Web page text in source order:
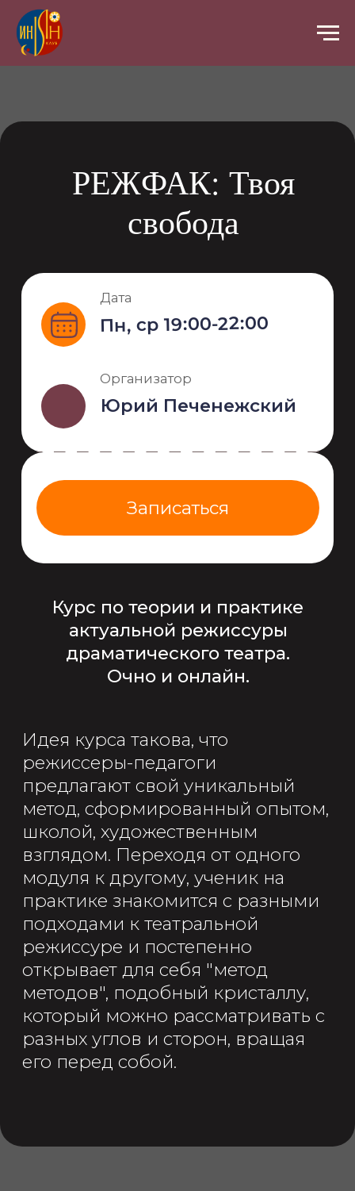
РЕЖФАК: Твоя
Курс по теории и практике
актуальной режиссуры
Очно и онлайн.
Идея курса такова, что
режиссеры-педагоги
предлагают свой уникальный
взглядом. Переходя от одного
модуля к другому, ученик на
практике знакомится с разными
подходами к театральной
режиссуре и постепенно
разных углов и сторон, вращая
его перед собой.
Юрий Печенежский
Пн, ср 19:00-22:00